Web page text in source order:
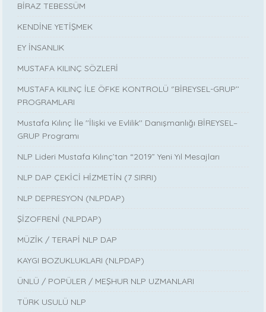
BİRAZ TEBESSÜM
KENDİNE YETİŞMEK
EY İNSANLIK
MUSTAFA KILINÇ SÖZLERİ
MUSTAFA KILINÇ İLE ÖFKE KONTROLÜ ‘’BİREYSEL-GRUP’’
PROGRAMLARI
Mustafa Kılınç İle ''İlişki ve Evlilik'' Danışmanlığı BİREYSEL–
GRUP Programı
NLP Lideri Mustafa Kılınç’tan “2019” Yeni Yıl Mesajları
NLP DAP ÇEKİCİ HİZMETİN (7 SIRRI)
NLP DEPRESYON (NLPDAP)
ŞİZOFRENİ (NLPDAP)
MÜZİK / TERAPİ NLP DAP
KAYGI BOZUKLUKLARI (NLPDAP)
ÜNLÜ / POPÜLER / MEŞHUR NLP UZMANLARI
TÜRK USULÜ NLP